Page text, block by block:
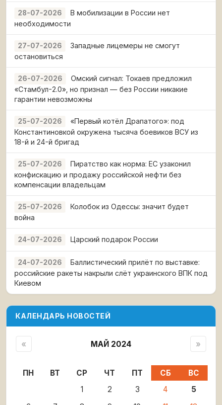
28-07-2026
В мобилизации в России нет
необходимости
27-07-2026
Западные лицемеры не смогут
остановиться
26-07-2026
Омский сигнал: Токаев предложил
«Стамбул-2.0», но признал — без России никакие
гарантии невозможны
25-07-2026
«Первый котёл Драпатого»: под
Константиновкой окружена тысяча боевиков ВСУ из
18-й и 24-й бригад
25-07-2026
Пиратство как норма: ЕС узаконил
конфискацию и продажу российской нефти без
компенсации владельцам
25-07-2026
Колобок из Одессы: значит будет
война
24-07-2026 Царский подарок России
24-07-2026
Баллистический прилёт по выставке:
российские ракеты накрыли слёт украинского ВПК под
Киевом
КАЛЕНДАРЬ НОВОСТЕЙ
« МАЙ 2024 »
ПН ВТ СР ЧТ ПТ СБ
ВС
1
2 3 4
5